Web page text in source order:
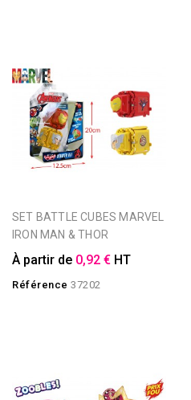
SET BATTLE CUBES MARVEL
IRON MAN & THOR
À partir de 0,92 € HT
Référence 37202